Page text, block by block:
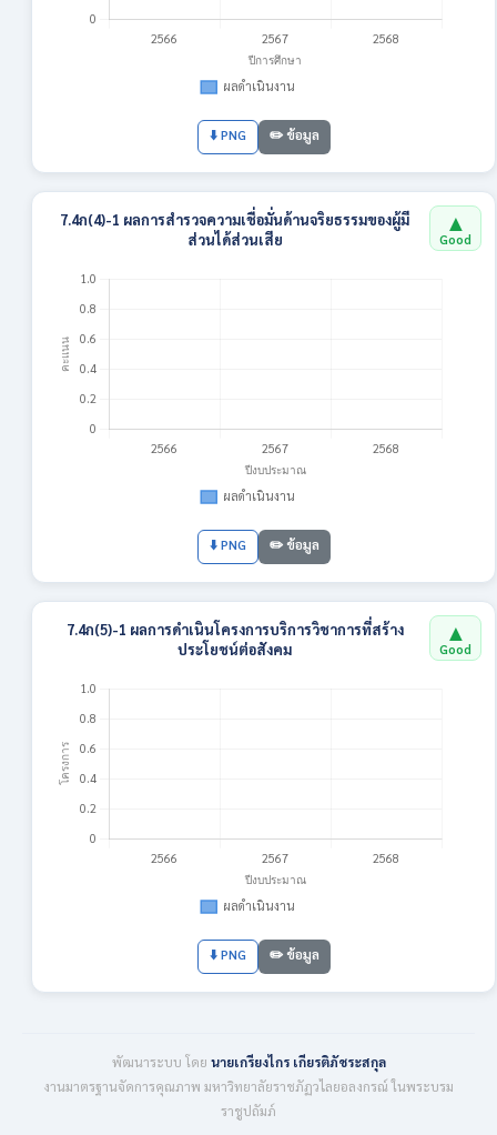
⬇️ PNG ✏️ ข้อมูล
7.4ก(4)-1 ผลการสำรวจความเชื่อมั่นด้านจริยธรรมของผู้มี
ส่วนได้ส่วนเสีย
▲
Good
⬇️ PNG ✏️ ข้อมูล
7.4ก(5)-1 ผลการดำเนินโครงการบริการวิชาการที่สร้าง
ประโยชน์ต่อสังคม
▲
Good
⬇️ PNG ✏️ ข้อมูล
พัฒนาระบบ โดย นายเกรียงไกร เกียรติภัชระสกุล
งานมาตรฐานจัดการคุณภาพ มหาวิทยาลัยราชภัฏวไลยอลงกรณ์ ในพระบรม
ราชูปถัมภ์